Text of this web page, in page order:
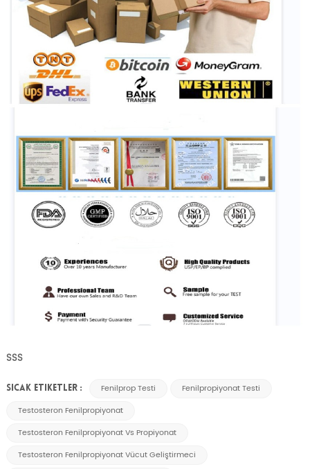
SSS
SICAK ETIKETLER : Fenilprop Testi
Fenilpropiyonat Testi
Testosteron Fenilpropiyonat
Testosteron Fenilpropiyonat Vs Propiyonat
Testosteron Fenilpropiyonat Vücut Geliştirmeci